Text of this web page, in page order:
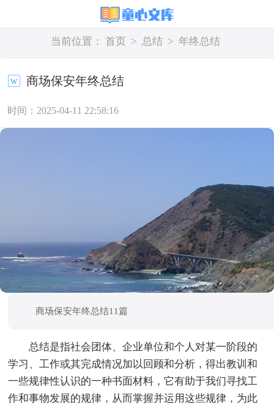
当前位置： 首页 > 总结 > 年终总结
商场保安年终总结
时间：2025-04-11 22:58:16
商场保安年终总结11篇
总结是指社会团体、企业单位和个人对某一阶段的
学习、工作或其完成情况加以回顾和分析，得出教训和
一些规律性认识的一种书面材料，它有助于我们寻找工
作和事物发展的规律，从而掌握并运用这些规律，为此